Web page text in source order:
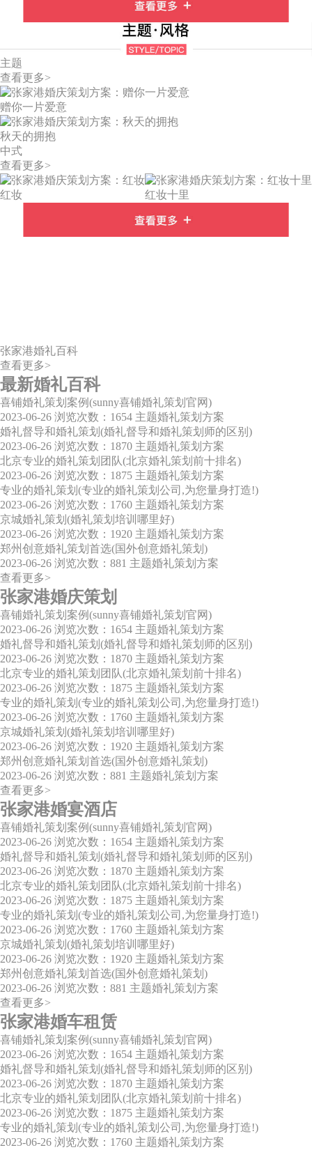
主题
查看更多>
赠你一片爱意
秋天的拥抱
中式
查看更多>
红妆 红妆十里
张家港婚礼百科
查看更多>
最新婚礼百科
喜铺婚礼策划案例(sunny喜铺婚礼策划官网)
2023-06-26 浏览次数：1654 主题婚礼策划方案
婚礼督导和婚礼策划(婚礼督导和婚礼策划师的区别)
2023-06-26 浏览次数：1870 主题婚礼策划方案
北京专业的婚礼策划团队(北京婚礼策划前十排名)
2023-06-26 浏览次数：1875 主题婚礼策划方案
专业的婚礼策划(专业的婚礼策划公司,为您量身打造!)
2023-06-26 浏览次数：1760 主题婚礼策划方案
京城婚礼策划(婚礼策划培训哪里好)
2023-06-26 浏览次数：1920 主题婚礼策划方案
郑州创意婚礼策划首选(国外创意婚礼策划)
2023-06-26 浏览次数：881 主题婚礼策划方案
查看更多>
张家港婚庆策划
喜铺婚礼策划案例(sunny喜铺婚礼策划官网)
2023-06-26 浏览次数：1654 主题婚礼策划方案
婚礼督导和婚礼策划(婚礼督导和婚礼策划师的区别)
2023-06-26 浏览次数：1870 主题婚礼策划方案
北京专业的婚礼策划团队(北京婚礼策划前十排名)
2023-06-26 浏览次数：1875 主题婚礼策划方案
专业的婚礼策划(专业的婚礼策划公司,为您量身打造!)
2023-06-26 浏览次数：1760 主题婚礼策划方案
京城婚礼策划(婚礼策划培训哪里好)
2023-06-26 浏览次数：1920 主题婚礼策划方案
郑州创意婚礼策划首选(国外创意婚礼策划)
2023-06-26 浏览次数：881 主题婚礼策划方案
查看更多>
张家港婚宴酒店
喜铺婚礼策划案例(sunny喜铺婚礼策划官网)
2023-06-26 浏览次数：1654 主题婚礼策划方案
婚礼督导和婚礼策划(婚礼督导和婚礼策划师的区别)
2023-06-26 浏览次数：1870 主题婚礼策划方案
北京专业的婚礼策划团队(北京婚礼策划前十排名)
2023-06-26 浏览次数：1875 主题婚礼策划方案
专业的婚礼策划(专业的婚礼策划公司,为您量身打造!)
2023-06-26 浏览次数：1760 主题婚礼策划方案
京城婚礼策划(婚礼策划培训哪里好)
2023-06-26 浏览次数：1920 主题婚礼策划方案
郑州创意婚礼策划首选(国外创意婚礼策划)
2023-06-26 浏览次数：881 主题婚礼策划方案
查看更多>
张家港婚车租赁
喜铺婚礼策划案例(sunny喜铺婚礼策划官网)
2023-06-26 浏览次数：1654 主题婚礼策划方案
婚礼督导和婚礼策划(婚礼督导和婚礼策划师的区别)
2023-06-26 浏览次数：1870 主题婚礼策划方案
北京专业的婚礼策划团队(北京婚礼策划前十排名)
2023-06-26 浏览次数：1875 主题婚礼策划方案
专业的婚礼策划(专业的婚礼策划公司,为您量身打造!)
2023-06-26 浏览次数：1760 主题婚礼策划方案